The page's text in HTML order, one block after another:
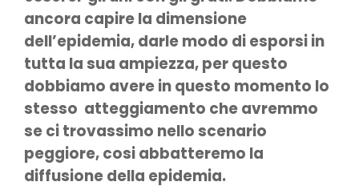
ancora capire la dimensione
dell’epidemia, darle modo di esporsi in
tutta la sua ampiezza, per questo
dobbiamo avere in questo momento lo
stesso atteggiamento che avremmo
se ci trovassimo nello scenario
peggiore, cosi abbatteremo la
diffusione della epidemia.